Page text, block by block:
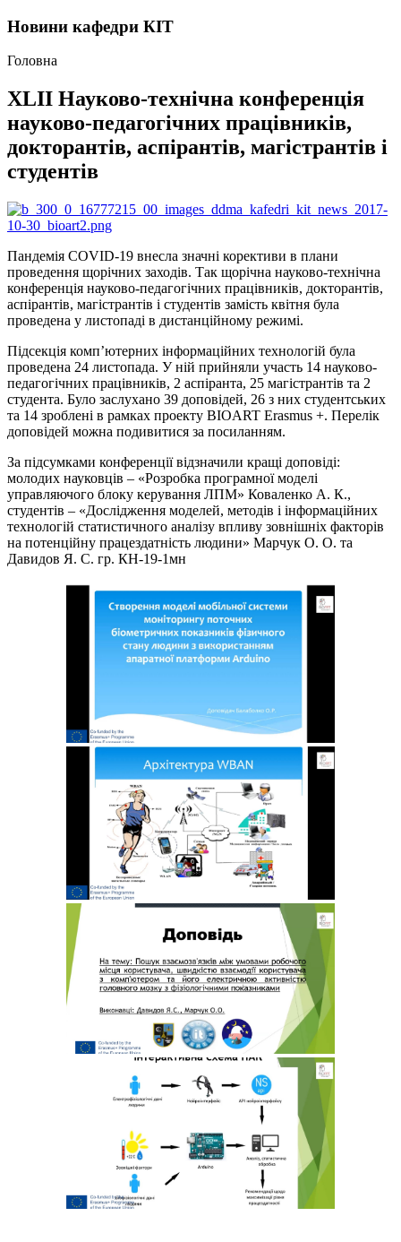
Новини кафедри КІТ
Головна
XLІІ Науково-технічна конференція
науково-педагогічних працівників,
докторантів, аспірантів, магістрантів і
студентів
Пандемія COVID-19 внесла значні корективи в плани
проведення щорічних заходів. Так щорічна науково-технічна
конференція науково-педагогічних працівників, докторантів,
аспірантів, магістрантів і студентів замість квітня була
проведена у листопаді в дистанційному режимі.
Підсекція комп’ютерних інформаційних технологій була
проведена 24 листопада. У ній прийняли участь 14 науково-
педагогічних працівників, 2 аспіранта, 25 магістрантів та 2
студента. Було заслухано 39 доповідей, 26 з них студентських
та 14 зроблені в рамках проекту BIOART Erasmus +. Перелік
доповідей можна подивитися за посиланням.
За підсумками конференції відзначили кращі доповіді:
молодих науковців – «Розробка програмної моделі
управляючого блоку керування ЛПМ» Коваленко А. К.,
студентів – «Дослідження моделей, методів і інформаційних
технологій статистичного аналізу впливу зовнішніх факторів
на потенційну працездатність людини» Марчук О. О. та
Давидов Я. С. гр. КН-19-1мн